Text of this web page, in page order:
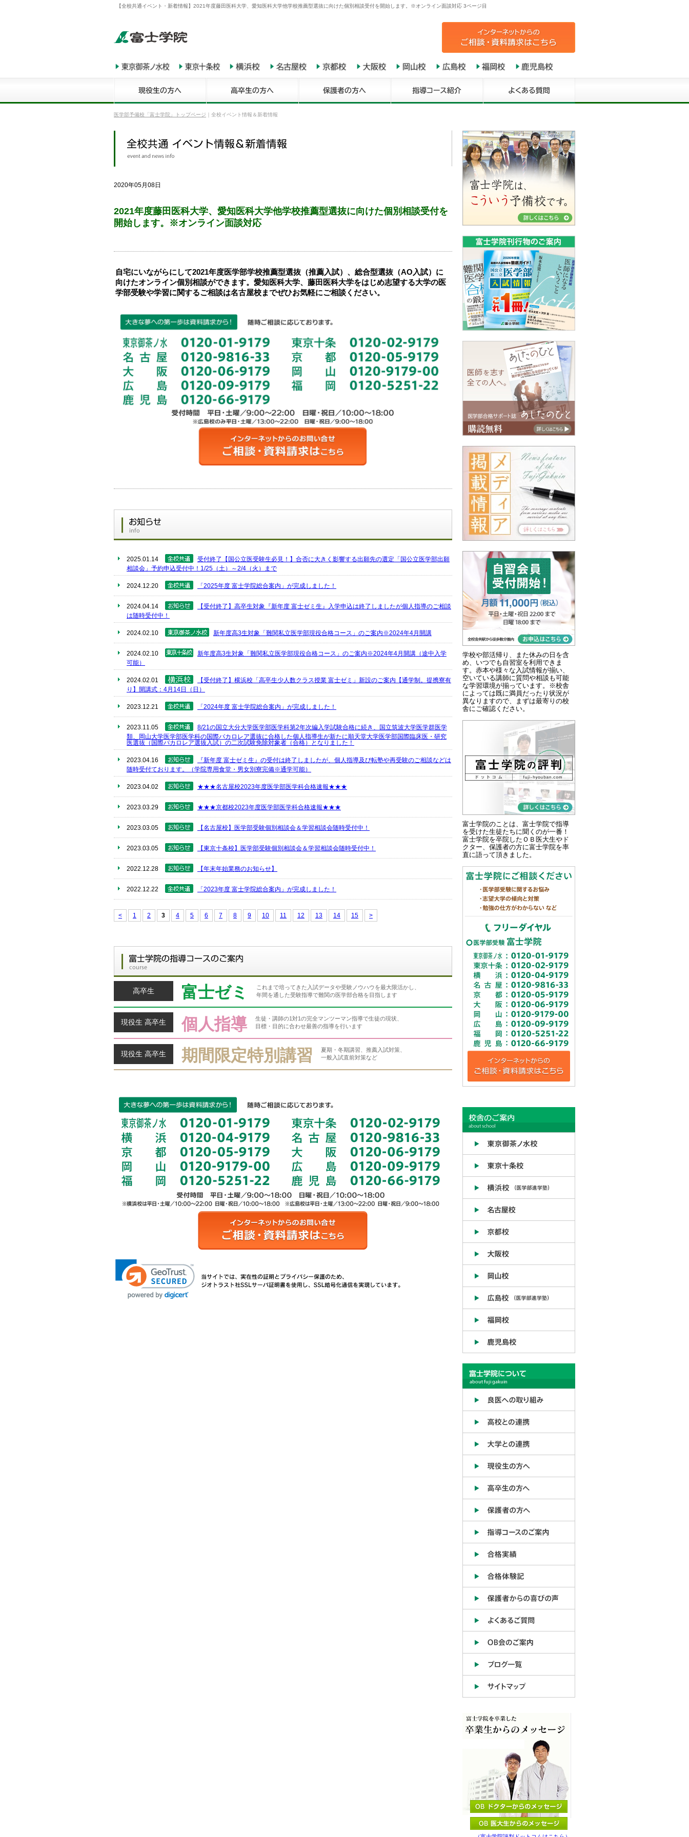
【全校共通イベント・新着情報】2021年度藤田医科大学、愛知医科大学他学校推薦型選抜に向けた個別相談受付を開始します。※オンライン面談対応 3ページ目
医学部予備校「富士学院」トップページ 全校イベント情報＆新着情報
2020年05月08日
2021年度藤田医科大学、愛知医科大学他学校推薦型選抜に向けた個別相談受付を
開始します。※オンライン面談対応
自宅にいながらにして2021年度医学部学校推薦型選抜（推薦入試）、総合型選抜（AO入試）に
向けたオンライン個別相談ができます。愛知医科大学、藤田医科大学をはじめ志望する大学の医
学部受験や学習に関するご相談は名古屋校までぜひお気軽にご相談ください。
2025.01.14
受付終了【国公立医受験生必見！】合否に大きく影響する出願先の選定「国公立医学部出願
相談会」予約申込受付中！1/25（土）～2/4（火）まで
2024.12.20 「2025年度 富士学院総合案内」が完成しました！
2024.04.14
【受付終了】高卒生対象『新年度 富士ゼミ生』入学申込は終了しましたが個人指導のご相談
は随時受付中！
2024.02.10 新年度高3生対象「難関私立医学部現役合格コース」のご案内※2024年4月開講
2024.02.10
新年度高3生対象「難関私立医学部現役合格コース」のご案内※2024年4月開講（途中入学
可能）
2024.02.01
【受付終了】横浜校「高卒生少人数クラス授業 富士ゼミ」新設のご案内【通学制。提携寮有
り】開講式：4月14日（日）
2023.12.21 「2024年度 富士学院総合案内」が完成しました！
2023.11.05
8/21の国立大分大学医学部医学科第2年次編入学試験合格に続き、国立筑波大学医学群医学
類、岡山大学医学部医学科の国際バカロレア選抜に合格した個人指導生が新たに順天堂大学医学部国際臨床医・研究
医選抜（国際バカロレア選抜入試）の二次試験免除対象者（合格）となりました！
2023.04.16
『新年度 富士ゼミ生』の受付は終了しましたが、個人指導及び転塾や再受験のご相談などは
随時受付ております。（学院専用食堂・男女別寮完備※通学可能）
2023.04.02 ★★★名古屋校2023年度医学部医学科合格速報★★★
2023.03.29 ★★★京都校2023年度医学部医学科合格速報★★★
2023.03.05 【名古屋校】医学部受験個別相談会＆学習相談会随時受付中！
2023.03.05 【東京十条校】医学部受験個別相談会＆学習相談会随時受付中！
2022.12.28 【年末年始業務のお知らせ】
2022.12.22 「2023年度 富士学院総合案内」が完成しました！
< 1 2 3 4 5 6 7 8 9 10 11 12 13 14 15 >
高卒生 富士ゼミ
これまで培ってきた入試データや受験ノウハウを最大限活かし、
年間を通した受験指導で難関の医学部合格を目指します
現役生 高卒生 個人指導
生徒・講師の1対1の完全マンツーマン指導で生徒の現状、
目標・目的に合わせ最善の指導を行います
現役生 高卒生 期間限定特別講習
夏期・冬期講習、推薦入試対策、
一般入試直前対策など
学校や部活帰り、また休みの日を含
め、いつでも自習室を利用できま
す。赤本や様々な入試情報が揃い、
空いている講師に質問や相談も可能
な学習環境が揃っています。※校舎
によっては既に満員だったり状況が
異なりますので、まずは最寄りの校
舎にご確認ください。
富士学院のことは、富士学院で指導
を受けた生徒たちに聞くのが一番！
富士学院を卒院したＯＢ医大生やド
クター、保護者の方に富士学院を率
直に語って頂きました。